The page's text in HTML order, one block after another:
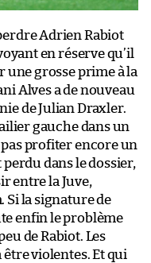
Adrien Rabiot
en réserve qu’il
une grosse prime à la
Alves a de nouveau
de Julian Draxler.
gauche dans un
profiter encore un
perdu dans le dossier,
entre la Juve,
Si la signature de
enfin le problème
de Rabiot. Les
être violentes. Et qui